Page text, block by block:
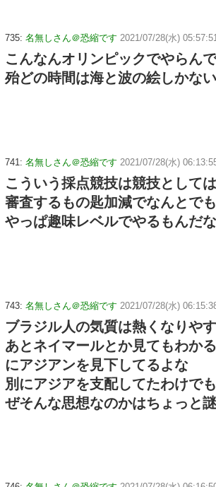
735: 名無しさん＠恐縮です 2021/07/28(水)
こんなんオリンピックでやらん
殆どの時間は海と波の絵しかな
741: 名無しさん＠恐縮です 2021/07/28(水)
こういう採点競技は競技として
審査するもの匙加減でなんとで
やっぱ趣味レベルでやるもんだな
743: 名無しさん＠恐縮です 2021/07/28(水)
ブラジル人の気質は熱くなりや
あとネイマールとか見てもわか
にアジアンを見下してるよな
別にアジアを支配してたわけで
ぜそんな思想なのかはちょっと